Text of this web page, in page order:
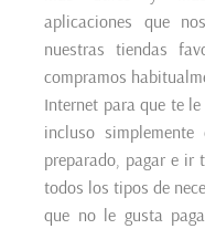
aplicaciones que
nuestras tiendas
compramos
Internet para que te
incluso
preparado, pagar e ir
todos los tipos de
que no le gusta